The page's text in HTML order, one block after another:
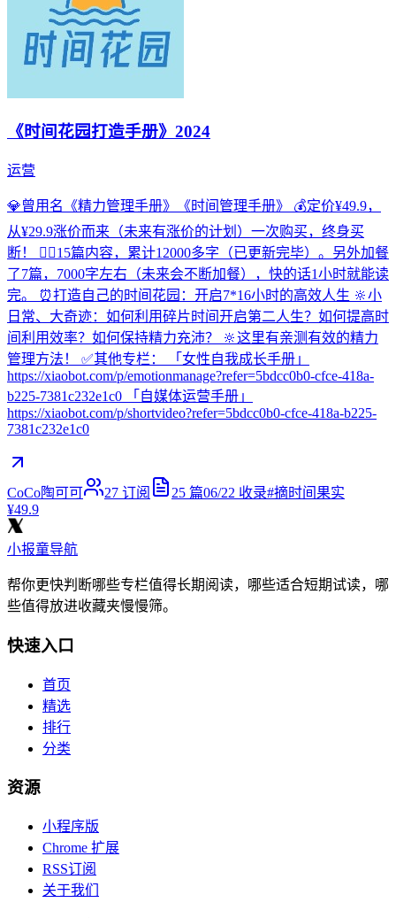
《时间花园打造手册》2024
运营
💎曾用名《精力管理手册》《时间管理手册》 💰定价¥49.9，
从¥29.9涨价而来（未来有涨价的计划）一次购买，终身买
断！ ✍🏻15篇内容，累计12000多字（已更新完毕）。另外加餐
了7篇，7000字左右（未来会不断加餐），快的话1小时就能读
完。 ⏰打造自己的时间花园：开启7*16小时的高效人生 🔆小
日常、大奇迹：如何利用碎片时间开启第二人生？如何提高时
间利用效率？如何保持精力充沛？ 🔆这里有亲测有效的精力
管理方法！ ✅其他专栏： 「女性自我成长手册」
https://xiaobot.com/p/emotionmanage?refer=5bdcc0b0-cfce-418a-
b225-7381c232e1c0 「自媒体运营手册」
https://xiaobot.com/p/shortvideo?refer=5bdcc0b0-cfce-418a-b225-
7381c232e1c0
CoCo陶可可 27 订阅 25 篇06/22 收录#摘时间果实
¥49.9
小报童导航
帮你更快判断哪些专栏值得长期阅读，哪些适合短期试读，哪
些值得放进收藏夹慢慢筛。
快速入口
首页
精选
排行
分类
资源
小程序版
Chrome 扩展
RSS订阅
关于我们